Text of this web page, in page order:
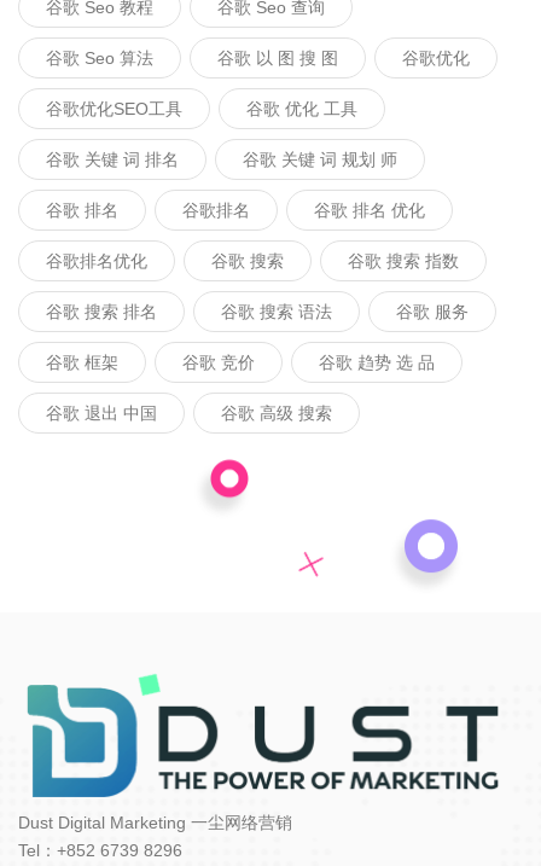
谷歌 Seo 教程 谷歌 Seo 查询
谷歌 Seo 算法 谷歌 以 图 搜 图 谷歌优化
谷歌优化SEO工具 谷歌 优化 工具
谷歌 关键 词 排名 谷歌 关键 词 规划 师
谷歌 排名 谷歌排名 谷歌 排名 优化
谷歌排名优化 谷歌 搜索 谷歌 搜索 指数
谷歌 搜索 排名 谷歌 搜索 语法 谷歌 服务
谷歌 框架 谷歌 竞价 谷歌 趋势 选 品
谷歌 退出 中国 谷歌 高级 搜索
Dust Digital Marketing 一尘网络营销
Tel：+852 6739 8296